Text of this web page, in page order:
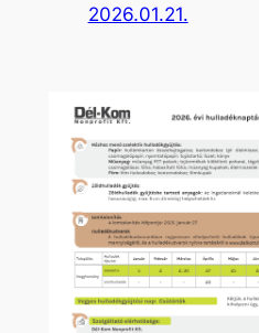
2026.01.21.